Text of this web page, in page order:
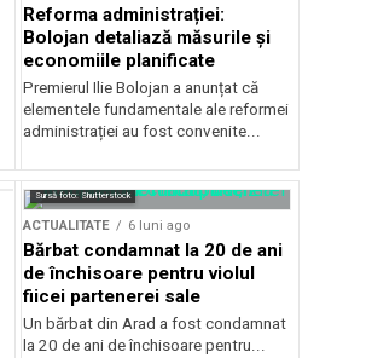
Reforma administrației:
Bolojan detaliază măsurile și
economiile planificate
Premierul Ilie Bolojan a anunțat că
elementele fundamentale ale reformei
administrației au fost convenite...
Sursă foto: Shutterstock
ACTUALITATE 6 luni ago
Bărbat condamnat la 20 de ani
de închisoare pentru violul
fiicei partenerei sale
Un bărbat din Arad a fost condamnat
la 20 de ani de închisoare pentru...